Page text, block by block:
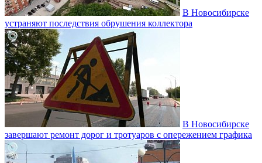
В Новосибирске
устраняют последствия обрушения коллектора
В Новосибирске
завершают ремонт дорог и тротуаров с опережением графика